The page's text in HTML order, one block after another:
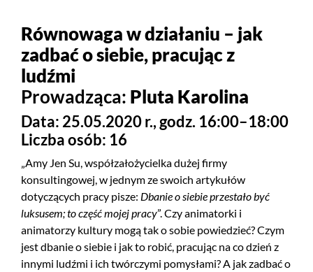
Równowaga w działaniu – jak
zadbać o siebie, pracując z
ludźmi
Prowadząca: Pluta Karolina
Data: 25.05.2020 r., godz. 16:00–18:00
Liczba osób: 16
„Amy Jen Su, współzałożycielka dużej firmy
konsultingowej, w jednym ze swoich artykułów
dotyczących pracy pisze: Dbanie o siebie przestało być
luksusem; to część mojej pracy”. Czy animatorki i
animatorzy kultury mogą tak o sobie powiedzieć? Czym
jest dbanie o siebie i jak to robić, pracując na co dzień z
innymi ludźmi i ich twórczymi pomysłami? A jak zadbać o